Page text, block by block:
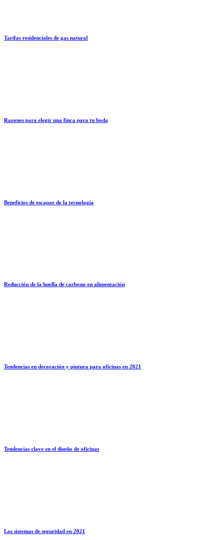
Tarifas residenciales de gas natural
Razones para elegir una finca para tu boda
Beneficios de escapar de la tecnología
Reducción de la huella de carbono en alimentación
Tendencias en decoración y pintura para oficinas en 2021
Tendencias clave en el diseño de oficinas
Los sistemas de seguridad en 2021